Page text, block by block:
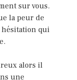
sur vous.
la peur de
hésitation qui
alors il
une